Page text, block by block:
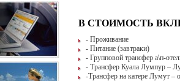
В СТОИМОСТЬ
- Проживание
- Питание (завтраки)
- Групповой трансфер а\п-
- Трансфер Куала Лумпур –
-Трансфер на катере Лумут